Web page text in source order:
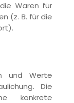
Waren für
(z. B. für die
und Werte
Die
konkrete